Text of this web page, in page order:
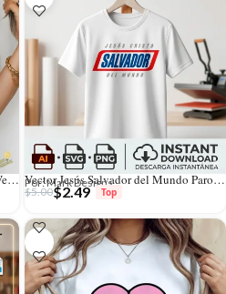
Vector Jesús es el Camino y la Vida Versículo Juan 14:6 para Sublimación Vector Jesús Salvador del Mundo Parodia Snickers Chocolate para Sublimación
Por: Mark Designs
$5.00$2.49